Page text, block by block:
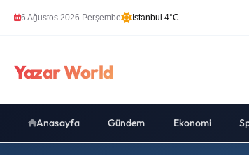
6 Ağustos 2026 Perşembe İstanbul 4°C
Yazar World
Anasayfa Gündem Ekonomi